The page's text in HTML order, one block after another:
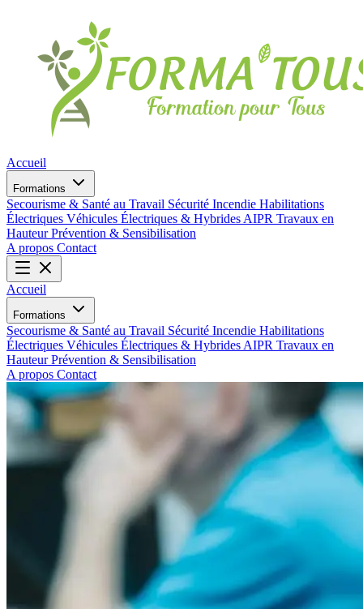
Accueil
Formations
Secourisme & Santé au Travail Sécurité Incendie Habilitations
Électriques Véhicules Électriques & Hybrides AIPR Travaux en
HauteurPrévention & Sensibilisation
A propos Contact
Accueil
Formations
Secourisme & Santé au Travail Sécurité Incendie Habilitations
Électriques Véhicules Électriques & Hybrides AIPR Travaux en
HauteurPrévention & Sensibilisation
A propos Contact